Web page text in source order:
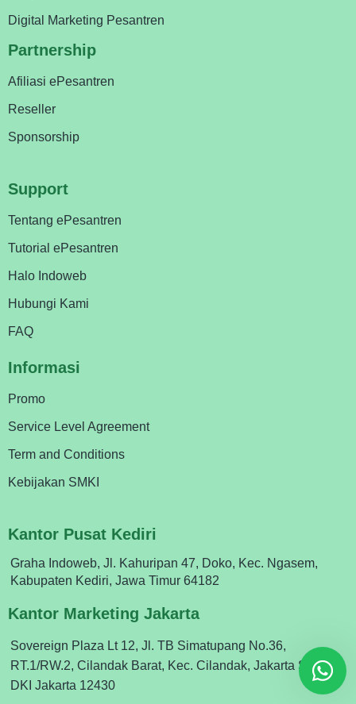
Digital Marketing Pesantren
Partnership
Afiliasi ePesantren
Reseller
Sponsorship
Support
Tentang ePesantren
Tutorial ePesantren
Halo Indoweb
Hubungi Kami
FAQ
Informasi
Promo
Service Level Agreement
Term and Conditions
Kebijakan SMKI
Kantor Pusat Kediri
Graha Indoweb, Jl. Kahuripan 47, Doko, Kec. Ngasem,
Kabupaten Kediri, Jawa Timur 64182
Kantor Marketing Jakarta
Sovereign Plaza Lt 12, Jl. TB Simatupang No.36,
RT.1/RW.2, Cilandak Barat, Kec. Cilandak, Jakarta Selatan,
DKI Jakarta 12430